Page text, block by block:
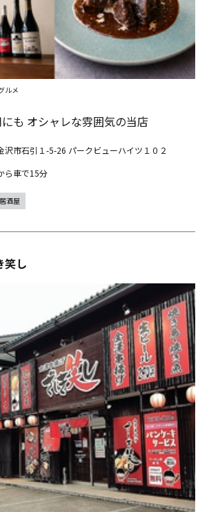
も オシャレな雰囲気の当店
沢市石引１-5-26 パークビューハイツ１０２
ら車で15分
ルメ
居酒屋
笑し